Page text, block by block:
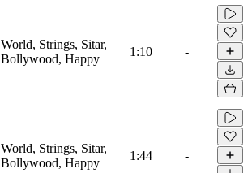
World, Strings, Sitar,
Bollywood, Happy
1:10 -
World, Strings, Sitar,
Bollywood, Happy
1:44 -